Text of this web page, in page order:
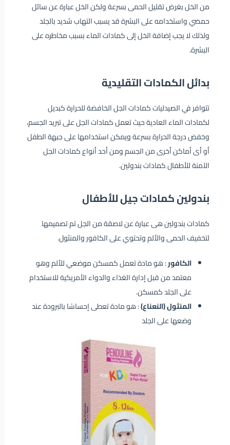
من الخل بغرض تقليل الحمى بسرعة ولكن الخل عبارة عن سائل
حمضي واستخدامه على البشرة قد يسبب التهاب شديد بالجلد
ولذلك لا يجب إضافة الخل إلى كمادات الماء بسبب مخاطره على
البشرة.
بدائل الكمادات التقليدية
تتوافر في الصيدليات كمادات الجل الخافضة للحرارة كبديل
لكمادات الماء العادية حيث تعمل كمادات الجل على تبريد الجسم،
وخفض درجة الحرارة بسرعة ويمكن استخدامها على جبهة الطفل
أو أى أماكن أخرى من الجسم ومن أحد أنواع كمادات الجل
الآمنة للأطفال كمادات بندولين.
بندولين كمادات جيل للأطفال
كمادات بندولين هى عبارة عن لاصقة من الجل تم تصميمها
لتخفيف الحمى والألم وتحتوي على الكافور والمنثول.
الكافور: هو مادة تعمل كمسكن موضعي للألم وهو
معتمد من قبل إدارة الغذاء والدواء الأمريكية للاستخدام
على الجلد كمسكن.
المنثول (النعناع): هو مادة تعطى إحساسًا بالبرودة عند
وضعها على الجلد